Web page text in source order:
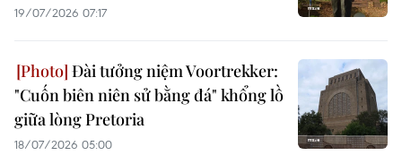
19/07/2026 07:17
Đài tưởng niệm Voortrekker:
"Cuốn biên niên sử bằng đá" khổng lồ
giữa lòng Pretoria
18/07/2026 05:00